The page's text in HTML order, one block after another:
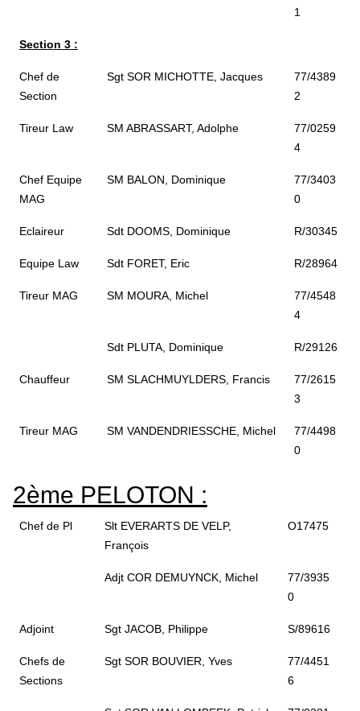
1
Section 3 :
Chef de
Section
Sgt SOR MICHOTTE, Jacques
77/4389
2
Tireur Law SM ABRASSART, Adolphe
77/0259
4
Chef Equipe
MAG
SM BALON, Dominique
77/3403
0
Eclaireur Sdt DOOMS, Dominique R/30345
Equipe Law Sdt FORET, Eric R/28964
Tireur MAG SM MOURA, Michel
77/4548
4
Sdt PLUTA, Dominique R/29126
Chauffeur SM SLACHMUYLDERS, Francis
77/2615
3
Tireur MAG SM VANDENDRIESSCHE, Michel
77/4498
0
2ème PELOTON :
Chef de Pl
Slt EVERARTS DE VELP,
François
O17475
Adjt COR DEMUYNCK, Michel
77/3935
0
Adjoint Sgt JACOB, Philippe S/89616
Chefs de
Sections
Sgt SOR BOUVIER, Yves
77/4451
6